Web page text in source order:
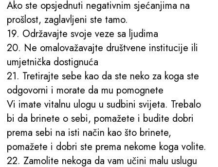
Ako ste opsjednuti negativnim sjećanjima na
prošlost, zaglavljeni ste tamo.
19. Održavajte svoje veze sa ljudima
20. Ne omalovažavajte društvene institucije ili
umjetnička dostignuća
21. Tretirajte sebe kao da ste neko za koga ste
odgovorni i morate da mu pomognete
Vi imate vitalnu ulogu u sudbini svijeta. Trebalo
bi da brinete o sebi, pomažete i budite dobri
prema sebi na isti način kao što brinete,
pomažete i dobri ste prema nekome koga volite.
22. Zamolite nekoga da vam učini malu uslugu